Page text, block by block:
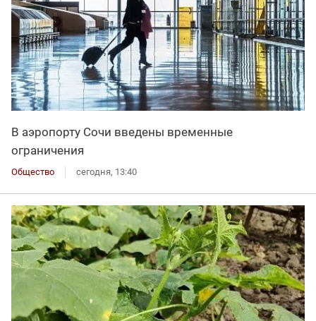
В аэропорту Сочи введены временные
ограничения
Общество сегодня, 13:40